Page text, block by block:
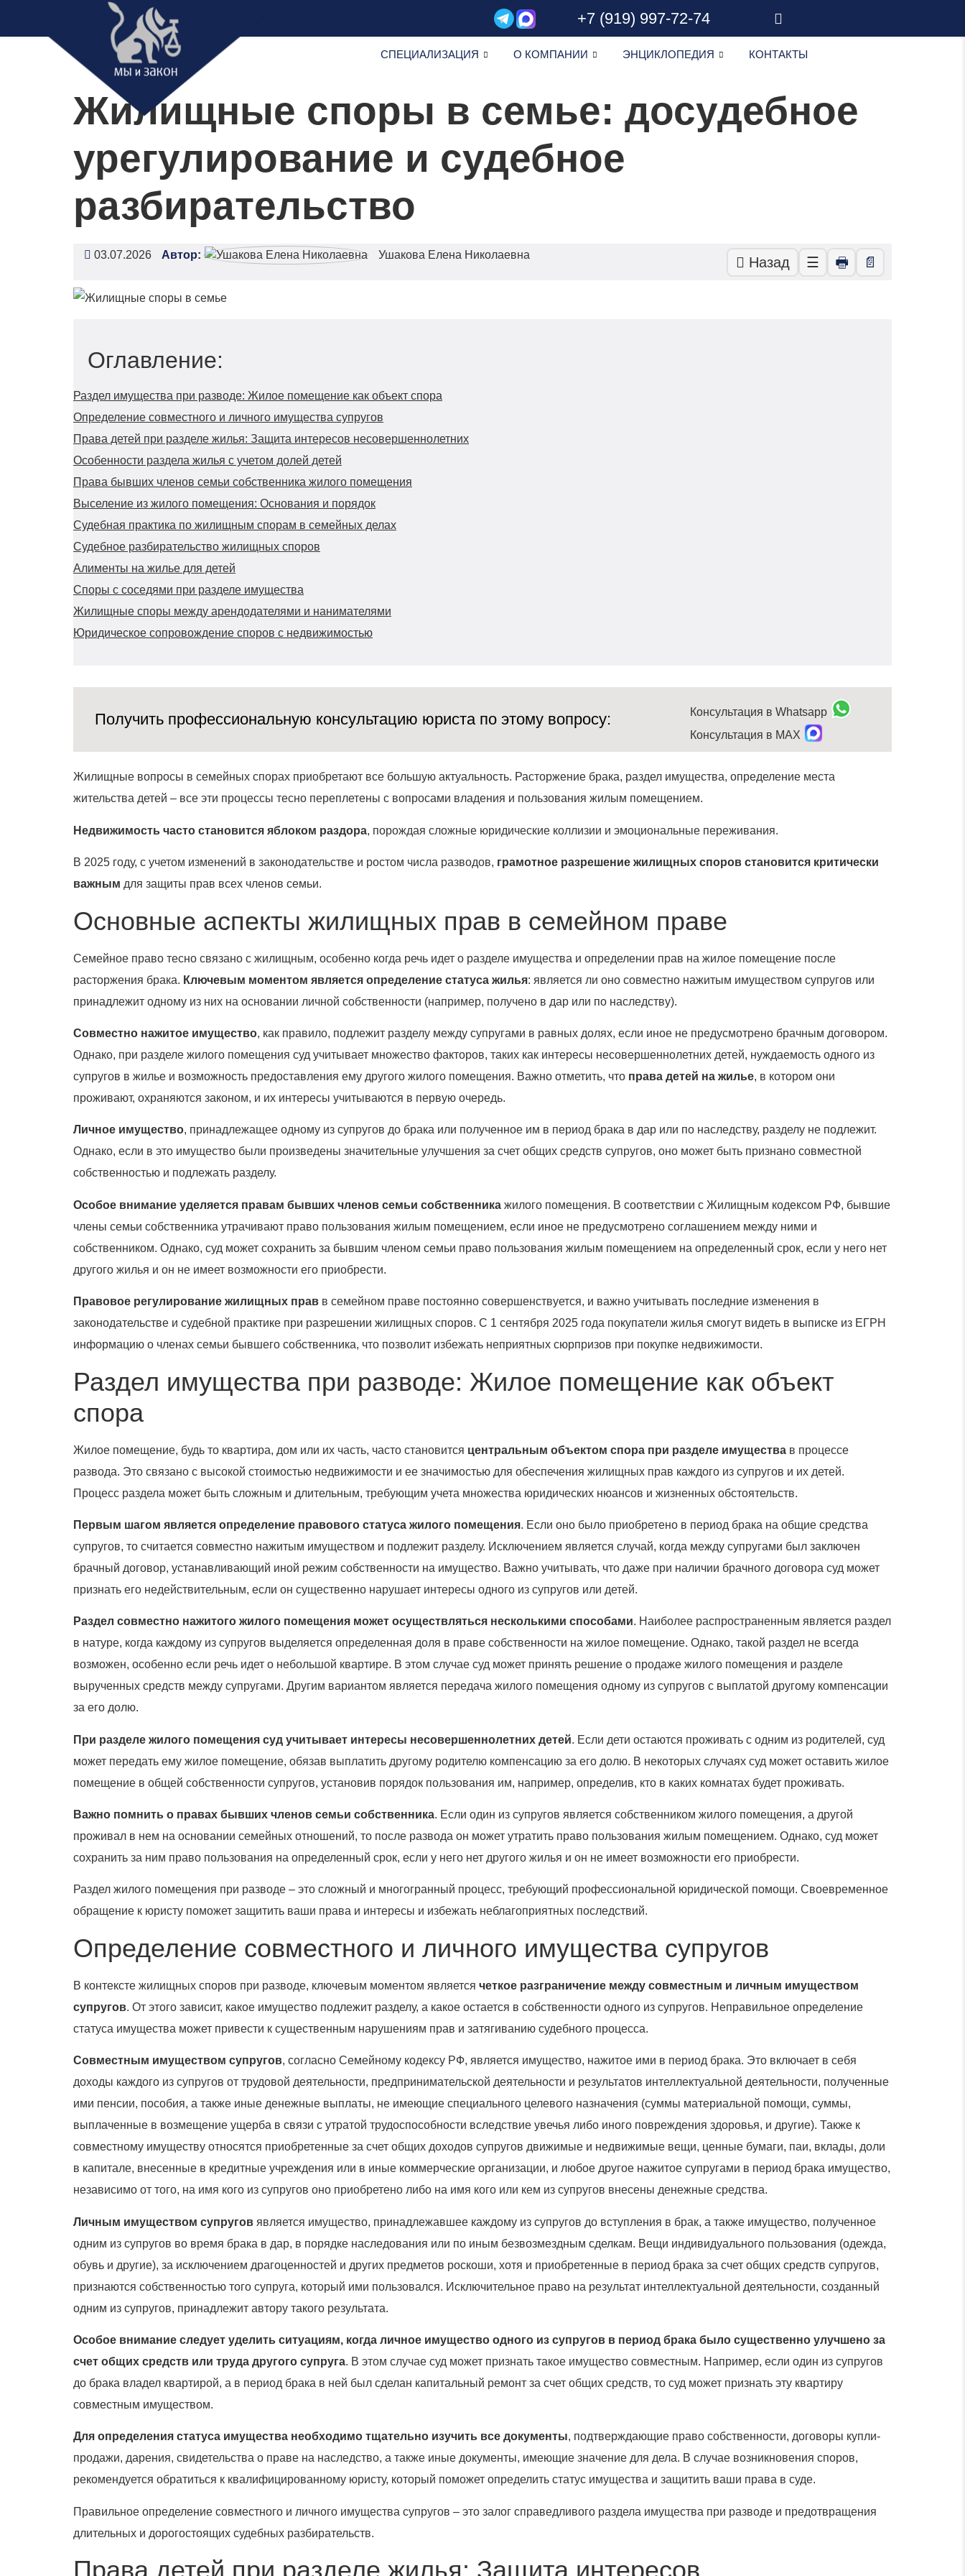
+7 (919) 997-72-74
СПЕЦИАЛИЗАЦИЯ О КОМПАНИИ ЭНЦИКЛОПЕДИЯ КОНТАКТЫ
Жилищные споры в семье: досудебное
урегулирование и судебное
разбирательство
03.07.2026 Автор: Ушакова Елена Николаевна Назад ☰ 🖶 📄
Оглавление:
Раздел имущества при разводе: Жилое помещение как объект спора
Определение совместного и личного имущества супругов
Права детей при разделе жилья: Защита интересов несовершеннолетних
Особенности раздела жилья с учетом долей детей
Права бывших членов семьи собственника жилого помещения
Выселение из жилого помещения: Основания и порядок
Судебная практика по жилищным спорам в семейных делах
Судебное разбирательство жилищных споров
Алименты на жилье для детей
Споры с соседями при разделе имущества
Жилищные споры между арендодателями и нанимателями
Юридическое сопровождение споров с недвижимостью
Получить профессиональную консультацию юриста по этому вопросу:
Консультация в Whatsapp
Консультация в MAX
Жилищные вопросы в семейных спорах приобретают все большую актуальность. Расторжение брака, раздел имущества, определение места
жительства детей – все эти процессы тесно переплетены с вопросами владения и пользования жилым помещением.
Недвижимость часто становится яблоком раздора, порождая сложные юридические коллизии и эмоциональные переживания.
В 2025 году, с учетом изменений в законодательстве и ростом числа разводов, грамотное разрешение жилищных споров становится критически
важным для защиты прав всех членов семьи.
Основные аспекты жилищных прав в семейном праве
Семейное право тесно связано с жилищным, особенно когда речь идет о разделе имущества и определении прав на жилое помещение после
расторжения брака. Ключевым моментом является определение статуса жилья: является ли оно совместно нажитым имуществом супругов или
принадлежит одному из них на основании личной собственности (например, получено в дар или по наследству).
Совместно нажитое имущество, как правило, подлежит разделу между супругами в равных долях, если иное не предусмотрено брачным договором.
Однако, при разделе жилого помещения суд учитывает множество факторов, таких как интересы несовершеннолетних детей, нуждаемость одного из
супругов в жилье и возможность предоставления ему другого жилого помещения. Важно отметить, что права детей на жилье, в котором они
проживают, охраняются законом, и их интересы учитываются в первую очередь.
Личное имущество, принадлежащее одному из супругов до брака или полученное им в период брака в дар или по наследству, разделу не подлежит.
Однако, если в это имущество были произведены значительные улучшения за счет общих средств супругов, оно может быть признано совместной
собственностью и подлежать разделу.
Особое внимание уделяется правам бывших членов семьи собственника жилого помещения. В соответствии с Жилищным кодексом РФ, бывшие
члены семьи собственника утрачивают право пользования жилым помещением, если иное не предусмотрено соглашением между ними и
собственником. Однако, суд может сохранить за бывшим членом семьи право пользования жилым помещением на определенный срок, если у него нет
другого жилья и он не имеет возможности его приобрести.
Правовое регулирование жилищных прав в семейном праве постоянно совершенствуется, и важно учитывать последние изменения в
законодательстве и судебной практике при разрешении жилищных споров. С 1 сентября 2025 года покупатели жилья смогут видеть в выписке из ЕГРН
информацию о членах семьи бывшего собственника, что позволит избежать неприятных сюрпризов при покупке недвижимости.
Раздел имущества при разводе: Жилое помещение как объект
спора
Жилое помещение, будь то квартира, дом или их часть, часто становится центральным объектом спора при разделе имущества в процессе
развода. Это связано с высокой стоимостью недвижимости и ее значимостью для обеспечения жилищных прав каждого из супругов и их детей.
Процесс раздела может быть сложным и длительным, требующим учета множества юридических нюансов и жизненных обстоятельств.
Первым шагом является определение правового статуса жилого помещения. Если оно было приобретено в период брака на общие средства
супругов, то считается совместно нажитым имуществом и подлежит разделу. Исключением является случай, когда между супругами был заключен
брачный договор, устанавливающий иной режим собственности на имущество. Важно учитывать, что даже при наличии брачного договора суд может
признать его недействительным, если он существенно нарушает интересы одного из супругов или детей.
Раздел совместно нажитого жилого помещения может осуществляться несколькими способами. Наиболее распространенным является раздел
в натуре, когда каждому из супругов выделяется определенная доля в праве собственности на жилое помещение. Однако, такой раздел не всегда
возможен, особенно если речь идет о небольшой квартире. В этом случае суд может принять решение о продаже жилого помещения и разделе
вырученных средств между супругами. Другим вариантом является передача жилого помещения одному из супругов с выплатой другому компенсации
за его долю.
При разделе жилого помещения суд учитывает интересы несовершеннолетних детей. Если дети остаются проживать с одним из родителей, суд
может передать ему жилое помещение, обязав выплатить другому родителю компенсацию за его долю. В некоторых случаях суд может оставить жилое
помещение в общей собственности супругов, установив порядок пользования им, например, определив, кто в каких комнатах будет проживать.
Важно помнить о правах бывших членов семьи собственника. Если один из супругов является собственником жилого помещения, а другой
проживал в нем на основании семейных отношений, то после развода он может утратить право пользования жилым помещением. Однако, суд может
сохранить за ним право пользования на определенный срок, если у него нет другого жилья и он не имеет возможности его приобрести.
Раздел жилого помещения при разводе – это сложный и многогранный процесс, требующий профессиональной юридической помощи. Своевременное
обращение к юристу поможет защитить ваши права и интересы и избежать неблагоприятных последствий.
Определение совместного и личного имущества супругов
В контексте жилищных споров при разводе, ключевым моментом является четкое разграничение между совместным и личным имуществом
супругов. От этого зависит, какое имущество подлежит разделу, а какое остается в собственности одного из супругов. Неправильное определение
статуса имущества может привести к существенным нарушениям прав и затягиванию судебного процесса.
Совместным имуществом супругов, согласно Семейному кодексу РФ, является имущество, нажитое ими в период брака. Это включает в себя
доходы каждого из супругов от трудовой деятельности, предпринимательской деятельности и результатов интеллектуальной деятельности, полученные
ими пенсии, пособия, а также иные денежные выплаты, не имеющие специального целевого назначения (суммы материальной помощи, суммы,
выплаченные в возмещение ущерба в связи с утратой трудоспособности вследствие увечья либо иного повреждения здоровья, и другие). Также к
совместному имуществу относятся приобретенные за счет общих доходов супругов движимые и недвижимые вещи, ценные бумаги, паи, вклады, доли
в капитале, внесенные в кредитные учреждения или в иные коммерческие организации, и любое другое нажитое супругами в период брака имущество,
независимо от того, на имя кого из супругов оно приобретено либо на имя кого или кем из супругов внесены денежные средства.
Личным имуществом супругов является имущество, принадлежавшее каждому из супругов до вступления в брак, а также имущество, полученное
одним из супругов во время брака в дар, в порядке наследования или по иным безвозмездным сделкам. Вещи индивидуального пользования (одежда,
обувь и другие), за исключением драгоценностей и других предметов роскоши, хотя и приобретенные в период брака за счет общих средств супругов,
признаются собственностью того супруга, который ими пользовался. Исключительное право на результат интеллектуальной деятельности, созданный
одним из супругов, принадлежит автору такого результата.
Особое внимание следует уделить ситуациям, когда личное имущество одного из супругов в период брака было существенно улучшено за
счет общих средств или труда другого супруга. В этом случае суд может признать такое имущество совместным. Например, если один из супругов
до брака владел квартирой, а в период брака в ней был сделан капитальный ремонт за счет общих средств, то суд может признать эту квартиру
совместным имуществом.
Для определения статуса имущества необходимо тщательно изучить все документы, подтверждающие право собственности, договоры купли-
продажи, дарения, свидетельства о праве на наследство, а также иные документы, имеющие значение для дела. В случае возникновения споров,
рекомендуется обратиться к квалифицированному юристу, который поможет определить статус имущества и защитить ваши права в суде.
Правильное определение совместного и личного имущества супругов – это залог справедливого раздела имущества при разводе и предотвращения
длительных и дорогостоящих судебных разбирательств.
Права детей при разделе жилья: Защита интересов